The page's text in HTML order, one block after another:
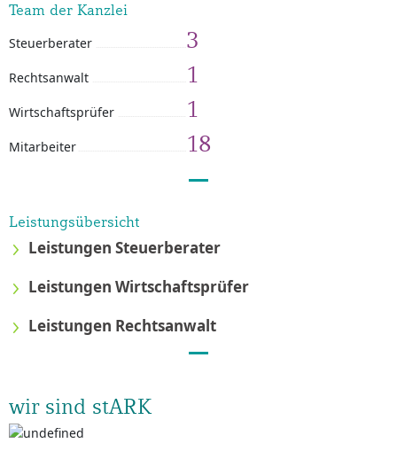
Team der Kanzlei
Steuerberater 3
Rechtsanwalt 1
Wirtschaftsprüfer 1
Mitarbeiter 18
Leistungsübersicht
Leistungen Steuerberater
Leistungen Wirtschaftsprüfer
Leistungen Rechtsanwalt
wir sind stARK